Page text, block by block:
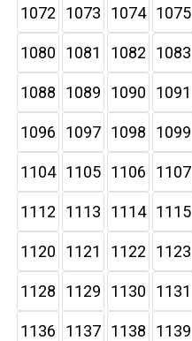
1072 1073 1074 1075
1080 1081 1082 1083
1088 1089 1090 1091
1096 1097 1098 1099
1104 1105 1106 1107
1112 1113 1114 1115
1120 1121 1122 1123
1128 1129 1130 1131
1136 1137 1138 1139